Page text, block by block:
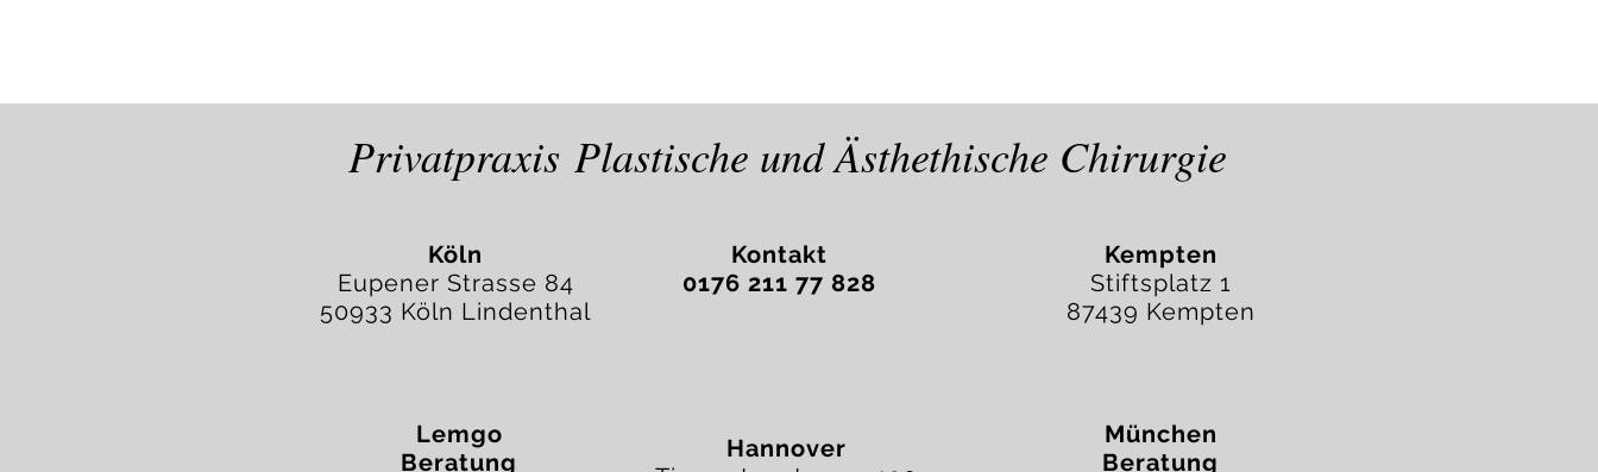
Privatpraxis Plastische und Ästhethische Chirurgie
Köln
Eupener Strasse 84
50933 Köln Lindenthal
Kontakt
0176 211 77 828
Kempten
Stiftsplatz 1
87439 Kempten
Lemgo
Beratung
Hannover
München
Beratung